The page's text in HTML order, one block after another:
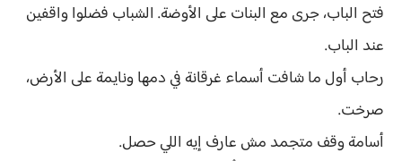
فتح الباب، جرى مع البنات على الأوضة. الشباب فضلوا واقفين
عند الباب.
رحاب أول ما شافت أسماء غرقانة في دمها ونايمة على الأرض،
صرخت.
أسامة وقف متجمد مش عارف إيه اللي حصل.